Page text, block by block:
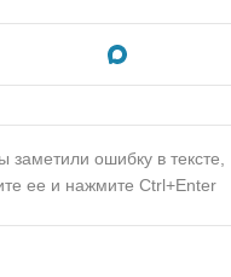
заметили ошибку в тексте,
ее и нажмите Ctrl+Enter